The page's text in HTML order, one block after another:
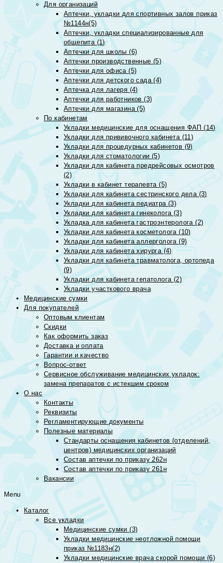
Для организаций
Аптечки, укладки для спортивных залов приказ
№1144н(5)
Аптечки, укладки специализированные для
общепита (1)
Аптечки для школы (6)
Аптечки производственные (5)
Аптечки для офиса (5)
Аптечки для детского сада (4)
Аптечка для лагеря (4)
Аптечки для работников (3)
Аптечки для магазина (5)
По кабинетам
Укладки медицинские для оснащения ФАП (14)
Укладки для прививочного кабинета (11)
Укладки для процедурных кабинетов (9)
Укладки для стоматологии (5)
Укладки для кабинета предрейсовых осмотров
(2)
Укладки в кабинет терапевта (5)
Укладки для кабинета сестринского дела (3)
Укладки для кабинета педиатра (3)
Укладки для кабинета гинеколога (3)
Укладка для кабинета гастроэнтеролога (2)
Укладки для кабинета косметолога (10)
Укладки для кабинета аллерголога (9)
Укладки для кабинета хирурга (4)
Укладки для кабинета травматолога, ортопеда
(9)
Укладки для кабинета гепатолога (2)
Укладки участкового врача
Медицинские сумки
Для покупателей
Оптовым клиентам
Скидки
Как оформить заказ
Доставка и оплата
Гарантии и качество
Вопрос-ответ
Сервисное обслуживание медицинских укладок:
замена препаратов с истекшим сроком
О нас
Контакты
Реквизиты
Регламентирующие документы
Полезные материалы
Стандарты оснащения кабинетов (отделений,
центров) медицинских организаций
Состав аптечки по приказу 262н
Состав аптечки по приказу 261н
Вакансии
Menu
Каталог
Все укладки
Медицинские сумки (3)
Укладки медицинские неотложной помощи
приказ №1183н(2)
Укладки медицинские врача скорой помощи (6)